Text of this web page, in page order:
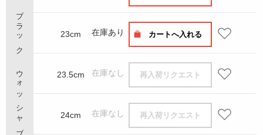
ブラック ウォッシャブル 23cm 在庫あり カートへ入れる
23.5cm 在庫なし 再入荷リクエスト
24cm 在庫なし 再入荷リクエスト